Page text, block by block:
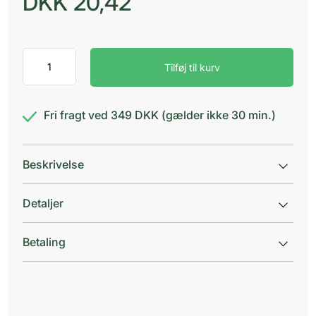
Fibre
antal
Tilføj til kurv
Fri fragt ved 349 DKK (gælder ikke 30 min.)
Beskrivelse
Detaljer
Betaling